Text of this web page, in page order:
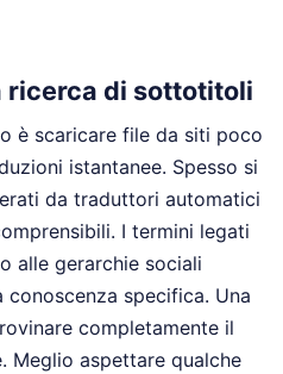
ricerca di sottotitoli
è scaricare file da siti poco
istantanee. Spesso si
da traduttori automatici
I termini legati
alle gerarchie sociali
specifica. Una
completamente il
Meglio aspettare qualche